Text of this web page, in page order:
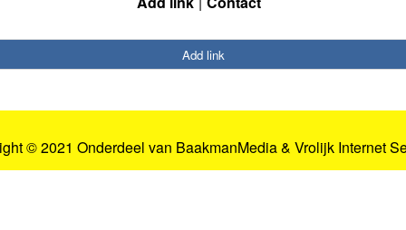
Add link
© 2021 Onderdeel van BaakmanMedia& Vrolijk Internet